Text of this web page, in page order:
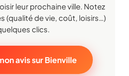
leur prochaine ville. Notez
(qualité de vie, coût, loisirs…)
clics.
avis sur Bienville